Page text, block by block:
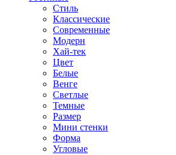
Стиль
Классические
Современные
Модерн
Хай-тек
Цвет
Белые
Венге
Светлые
Темные
Размер
Мини стенки
Форма
Угловые